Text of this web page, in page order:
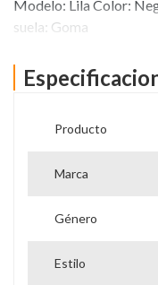
Modelo: Lila Color:
suela: Goma
Producto
Marca
Género
Estilo